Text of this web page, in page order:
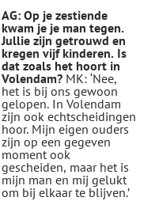
AG: Op je zestiende
kwam je je man tegen.
Jullie zijn getrouwd en
kregen vijf kinderen. Is
dat zoals het hoort in
Volendam?MK: ‘Nee,
het is bij ons gewoon
gelopen. In Volendam
zijn ook echtscheidingen
hoor. Mijn eigen ouders
zijn op een gegeven
moment ook
gescheiden, maar het is
mijn man en mij gelukt
om bij elkaar te blijven.’